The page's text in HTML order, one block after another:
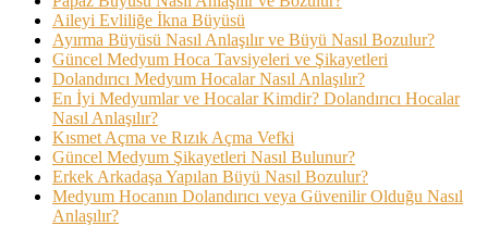
Aileyi Evliliğe İkna Büyüsü
Ayırma Büyüsü Nasıl Anlaşılır ve Büyü Nasıl Bozulur?
Güncel Medyum Hoca Tavsiyeleri ve Şikayetleri
Dolandırıcı Medyum Hocalar Nasıl Anlaşılır?
En İyi Medyumlar ve Hocalar Kimdir? Dolandırıcı Hocalar
Nasıl Anlaşılır?
Kısmet Açma ve Rızık Açma Vefki
Güncel Medyum Şikayetleri Nasıl Bulunur?
Erkek Arkadaşa Yapılan Büyü Nasıl Bozulur?
Medyum Hocanın Dolandırıcı veya Güvenilir Olduğu Nasıl
Anlaşılır?